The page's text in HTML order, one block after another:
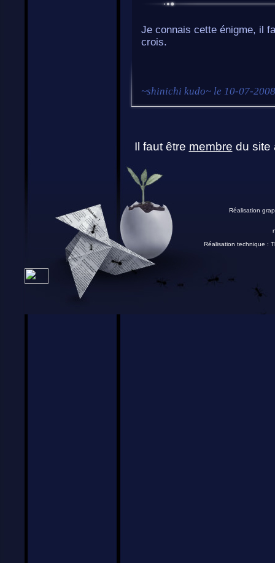
Je connais cette énigme, il
crois.
~shinichi kudo~ le 10-07-
Il faut être membre du site
Réalisation
Réalisation technique :